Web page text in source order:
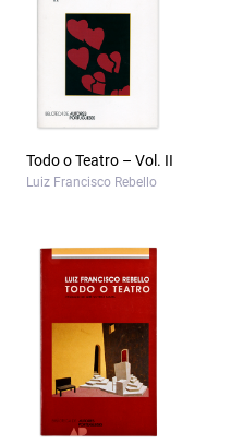
Todo o Teatro – Vol. II
Luiz Francisco Rebello